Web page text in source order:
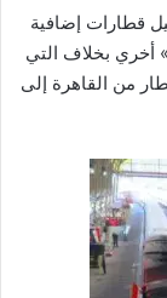
قطارات إضافية
أخري بخلاف التي
عنها الهيئة، حيث يبلغ عدد القطارات 12 قطار من القاهرة إلى